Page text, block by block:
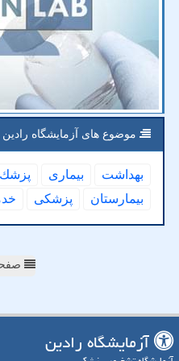
موضوع های آزمایشگاه رادین
بهداشت بیماری پزشك
بیمارستان
پزشكی
آزمایشگاه رادین